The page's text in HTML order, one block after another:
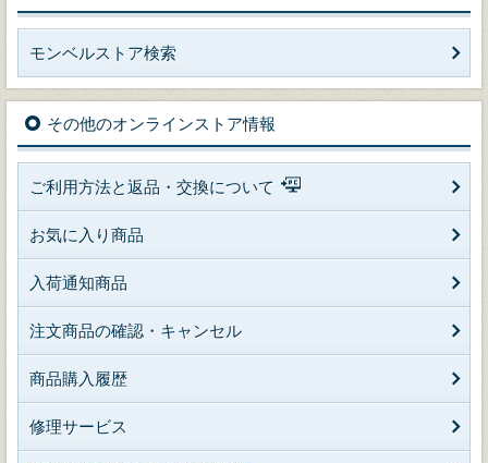
モンベルストア検索
その他のオンラインストア情報
ご利用方法と返品・交換について
お気に入り商品
入荷通知商品
注文商品の確認・キャンセル
商品購入履歴
修理サービス